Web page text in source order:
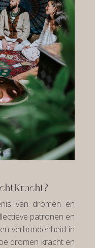
van dromen en
patronen en
verbondenheid in
dromen kracht en